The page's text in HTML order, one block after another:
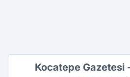
Kocatepe Gazetesi